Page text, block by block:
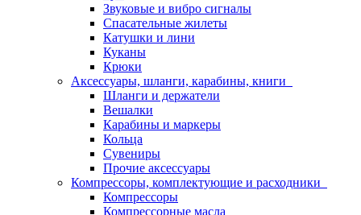
Звуковые и вибро сигналы
Спасательные жилеты
Катушки и лини
Куканы
Крюки
Аксессуары, шланги, карабины, книги
Шланги и держатели
Вешалки
Карабины и маркеры
Кольца
Сувениры
Прочие аксессуары
Компрессоры, комплектующие и расходники
Компрессоры
Компрессорные масла